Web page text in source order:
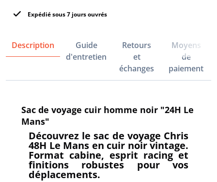
Expédié sous 7 jours ouvrés
Description
Guide
d'entretien
Retours
et
échanges
Moyens
de
paiement
Sac de voyage cuir homme noir "24H Le
Mans"
Découvrez le sac de voyage Chris
48H Le Mans en cuir noir vintage.
Format cabine, esprit racing et
finitions robustes pour vos
déplacements.